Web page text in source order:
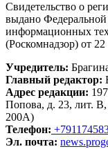
Свидетельство о
выдано Федеральной
информационных
(Роскомнадзор) от 22
Учредитель:
Главный редактор:
Адрес редакции:
Попова, д. 23, лит.
200А)
Телефон:
Эл. почта: